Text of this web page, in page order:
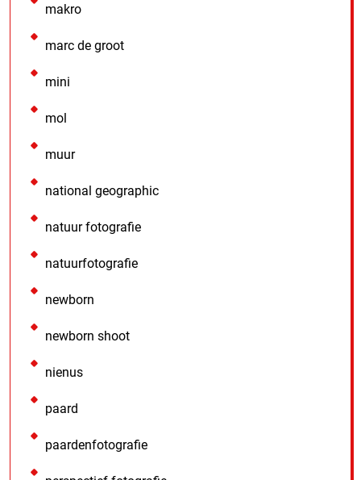
makro
marc de groot
mini
mol
muur
national geographic
natuur fotografie
natuurfotografie
newborn
newborn shoot
nienus
paard
paardenfotografie